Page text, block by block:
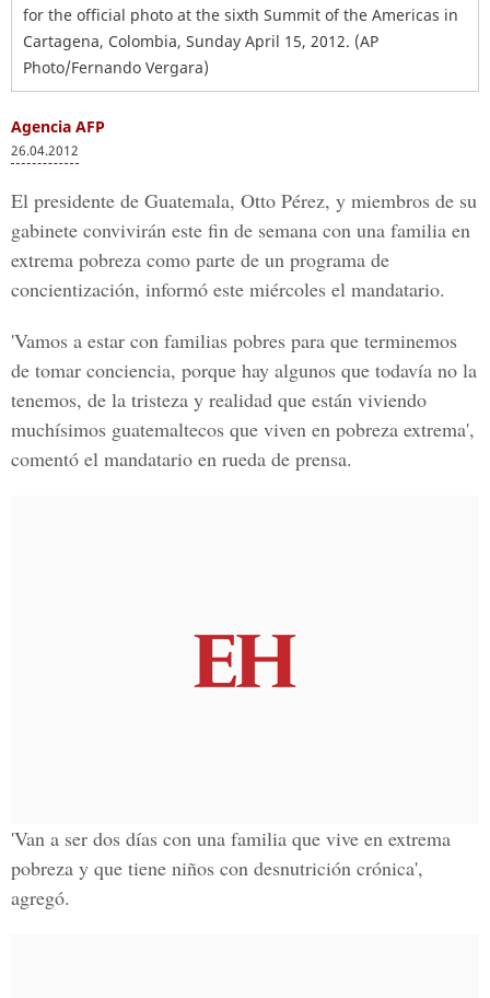
for the official photo at the sixth Summit of the Americas in
Cartagena, Colombia, Sunday April 15, 2012. (AP
Photo/Fernando Vergara)
Agencia AFP
26.04.2012
El presidente de Guatemala, Otto Pérez, y miembros de su
gabinete convivirán este fin de semana con una familia en
extrema pobreza como parte de un programa de
concientización, informó este miércoles el mandatario.
'Vamos a estar con familias pobres para que terminemos
de tomar conciencia, porque hay algunos que todavía no la
tenemos, de la tristeza y realidad que están viviendo
muchísimos guatemaltecos que viven en pobreza extrema',
comentó el mandatario en rueda de prensa.
'Van a ser dos días con una familia que vive en extrema
pobreza y que tiene niños con desnutrición crónica',
agregó.